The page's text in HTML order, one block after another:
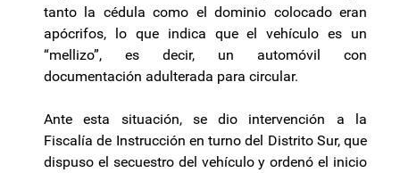
tanto la cédula como el dominio colocado eran
apócrifos, lo que indica que el vehículo es un
“mellizo”, es decir, un automóvil con
documentación adulterada para circular.
Ante esta situación, se dio intervención a la
Fiscalía de Instrucción en turno del Distrito Sur, que
dispuso el secuestro del vehículo y ordenó el inicio